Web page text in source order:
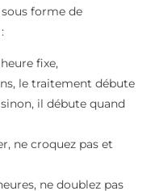
forme de
fixe,
le traitement débute
il débute quand
ne croquez pas et
ne doublez pas